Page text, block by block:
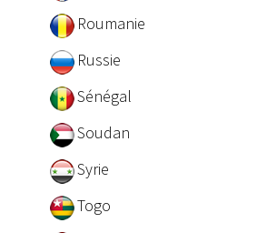
Roumanie
Russie
Sénégal
Soudan
Syrie
Togo